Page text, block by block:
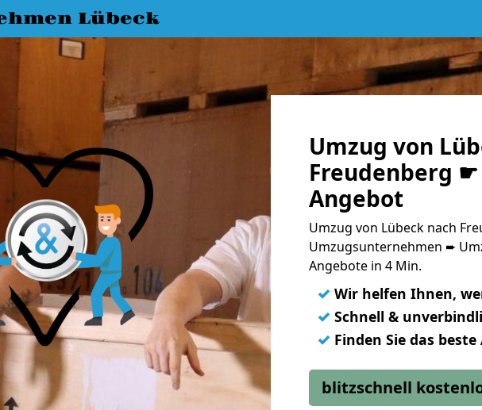
Lübeck
Umzug von
Freudenberg ☛
Angebot
Umzug von Lübeck nach
Umzugsunternehmen ➨
Angebote in 4 Min.
✓ Wir helfen Ihnen,
✓ Schnell &
✓ Finden Sie das
blitzschnell